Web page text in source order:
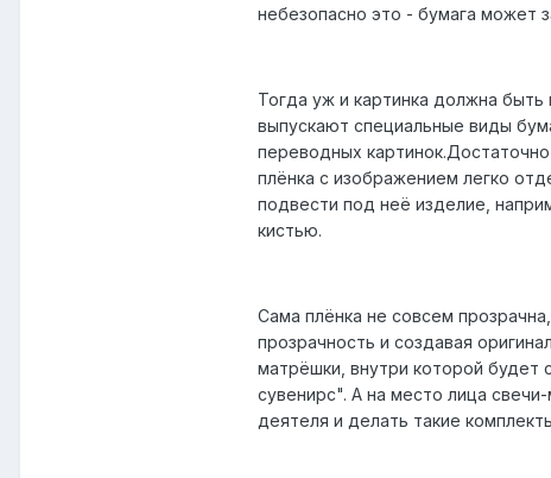
небезопасно это - бумага может
Тогда уж и картинка должна
выпускают специальные виды
переводных
плёнка с изображением легко
подвести под неё изделие,
кистью.
Сама плёнка не совсем
прозрачность и создавая
матрёшки, внутри которой будет
сувенирс". А на место лица
деятеля и делать такие